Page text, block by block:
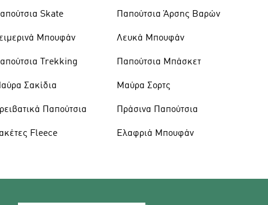
Skate
Μπουφάν
Trekking
Σακίδια
Παπούτσια
Fleece
Παπούτσια Άρσης Βαρών
Λευκά Μπουφάν
Παπούτσια Μπάσκετ
Μαύρα Σορτς
Πράσινα Παπούτσια
Ελαφριά Μπουφάν